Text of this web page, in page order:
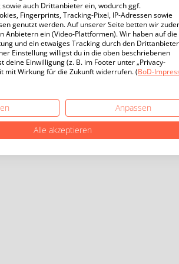
auch Drittanbieter ein, wodurch ggf.
Fingerprints, Tracking-Pixel, IP-Adressen sowie
genutzt werden. Auf unserer Seite betten wir
Anbietern ein (Video-Plattformen). Wir haben auf die
und ein etwaiges Tracking durch den Drittanbieter
Einstellung willigst du in die oben beschriebenen
deine Einwilligung (z. B. im Footer unter „Privacy-
mit Wirkung für die Zukunft widerrufen. (BoD-
Anpassen
Alle akzeptieren